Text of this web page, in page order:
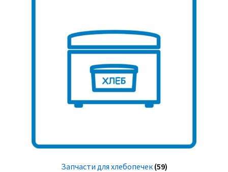
Запчасти для хлебопечек (59)